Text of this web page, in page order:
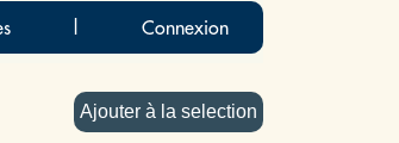
Connexion
Ajouter à la selection